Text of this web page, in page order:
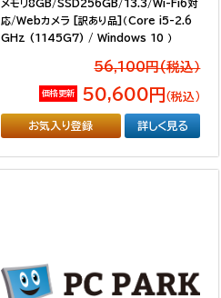
メモリ8GB/SSD256GB/13.3/Wi-Fi6対
応/Webカメラ [訳あり品]（Core i5-2.6
GHz (1145G7) / Windows 10 ）
56,100円(税込）
価格更新 50,600円 （税込）
お気入り登録 詳しく見る